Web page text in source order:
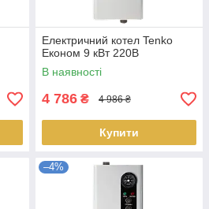
Електричний котел Tenko
Економ 9 кВт 220В
В наявності
4 786 ₴ 4 986 ₴
Купити
–4%